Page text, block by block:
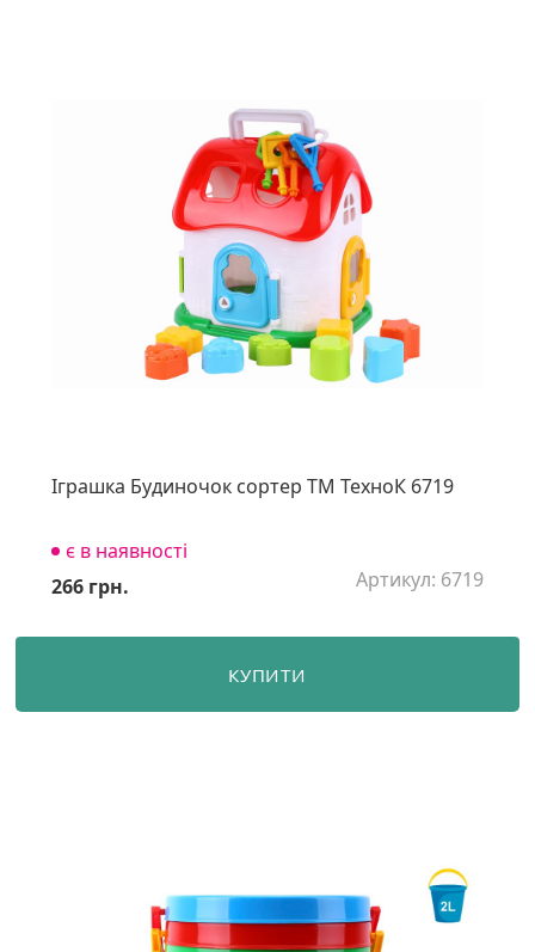
Іграшка Будиночок сортер ТМ ТехноК 6719
є в наявності
Артикул: 6719
266 грн.
КУПИТИ